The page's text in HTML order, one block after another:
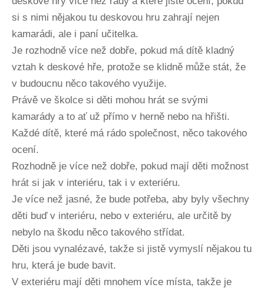
si s nimi nějakou tu deskovou hru zahrají nejen
kamarádi, ale i paní učitelka.
Je rozhodně více než dobře, pokud má dítě kladný
vztah k deskové hře, protože se klidně může stát, že
v budoucnu něco takového využije.
Právě ve školce si děti mohou hrát se svými
kamarády a to ať už přímo v herně nebo na hřišti.
Každé dítě, které má rádo společnost, něco takového
ocení.
Rozhodně je více než dobře, pokud mají děti možnost
hrát si jak v interiéru, tak i v exteriéru.
Je více než jasné, že bude potřeba, aby byly všechny
děti buď v interiéru, nebo v exteriéru, ale určitě by
nebylo na škodu něco takového střídat.
Děti jsou vynalézavé, takže si jistě vymyslí nějakou tu
hru, která je bude bavit.
V exteriéru mají děti mnohem více místa, takže je